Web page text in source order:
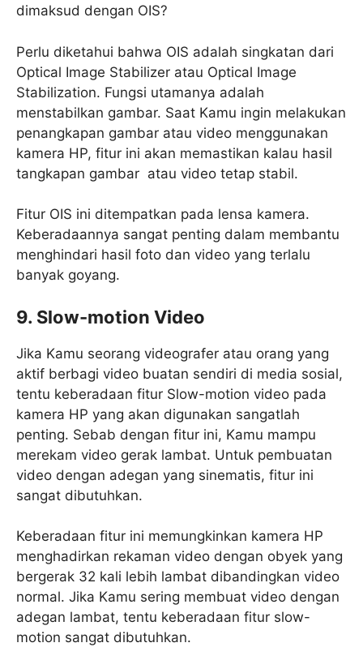
dimaksud dengan OIS?
Perlu diketahui bahwa OIS adalah singkatan dari
Optical Image Stabilizer atau Optical Image
Stabilization. Fungsi utamanya adalah
menstabilkan gambar. Saat Kamu ingin melakukan
penangkapan gambar atau video menggunakan
kamera HP, fitur ini akan memastikan kalau hasil
tangkapan gambar atau video tetap stabil.
Fitur OIS ini ditempatkan pada lensa kamera.
Keberadaannya sangat penting dalam membantu
menghindari hasil foto dan video yang terlalu
banyak goyang.
9. Slow-motion Video
Jika Kamu seorang videografer atau orang yang
aktif berbagi video buatan sendiri di media sosial,
tentu keberadaan fitur Slow-motion video pada
kamera HP yang akan digunakan sangatlah
penting. Sebab dengan fitur ini, Kamu mampu
merekam video gerak lambat. Untuk pembuatan
video dengan adegan yang sinematis, fitur ini
sangat dibutuhkan.
Keberadaan fitur ini memungkinkan kamera HP
menghadirkan rekaman video dengan obyek yang
bergerak 32 kali lebih lambat dibandingkan video
normal. Jika Kamu sering membuat video dengan
adegan lambat, tentu keberadaan fitur slow-
motion sangat dibutuhkan.